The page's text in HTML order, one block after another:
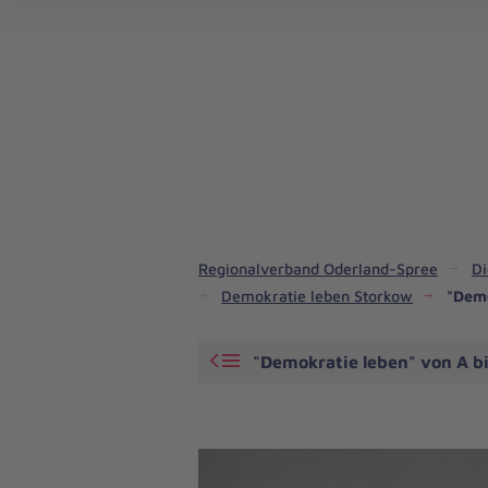
Regionalverband Oderland-Spree
Demokratie leben Storkow
"Demokratie leben" von A